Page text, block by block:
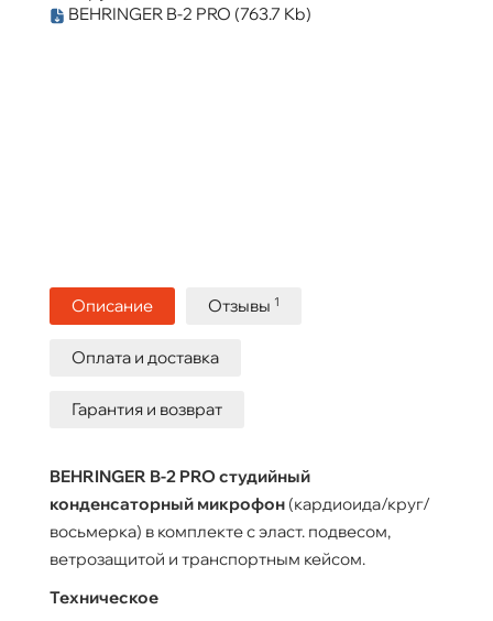
BEHRINGER B-2 PRO (763.7 Kb)
Описание Отзывы 1
Оплата и доставка
Гарантия и возврат
BEHRINGER B-2 PRO студийный
конденсаторный микрофон (кардиоида/круг/
восьмерка) в комплекте с эласт. подвесом,
ветрозащитой и транспортным кейсом.
Техническое